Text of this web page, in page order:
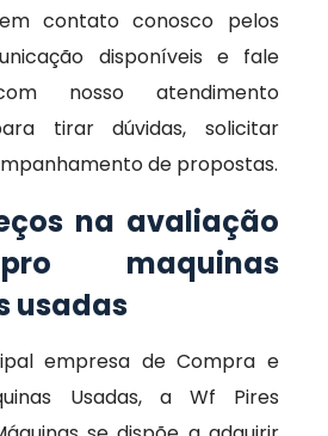
contato conosco pelos
disponíveis e fale
nosso atendimento
tirar dúvidas, solicitar
de propostas.
na avaliação
maquinas
usadas
empresa de Compra e
Usadas, a Wf Pires